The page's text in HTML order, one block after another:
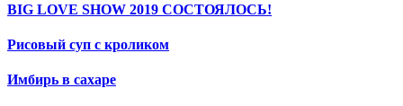
BIG LOVE SHOW 2019 СОСТОЯЛОСЬ!
Рисовый суп с кроликом
Имбирь в сахаре